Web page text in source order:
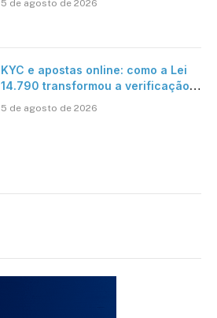
5 de agosto de 2026
KYC e apostas online: como a Lei
14.790 transformou a verificação
brasileiro
5 de agosto de 2026